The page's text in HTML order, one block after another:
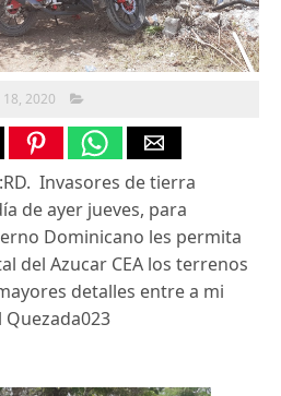
2020
Invasores de tierra
de ayer jueves, para
Dominicano les permita
del Azucar CEA los terrenos
detalles entre a mi
Quezada023